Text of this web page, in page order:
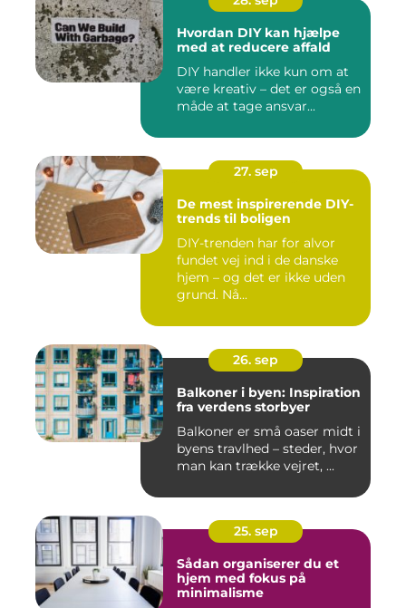
Hvordan DIY kan hjælpe
med at reducere affald
DIY handler ikke kun om at
være kreativ – det er også en
måde at tage ansvar...
27. sep
De mest inspirerende DIY-
trends til boligen
DIY-trenden har for alvor
fundet vej ind i de danske
hjem – og det er ikke uden
grund. Nå...
26. sep
Balkoner i byen: Inspiration
fra verdens storbyer
Balkoner er små oaser midt i
byens travlhed – steder, hvor
man kan trække vejret, ...
25. sep
Sådan organiserer du et
hjem med fokus på
minimalisme